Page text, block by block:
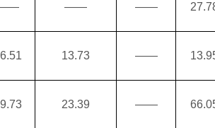
—— ——
13.73 ——
23.39 ——